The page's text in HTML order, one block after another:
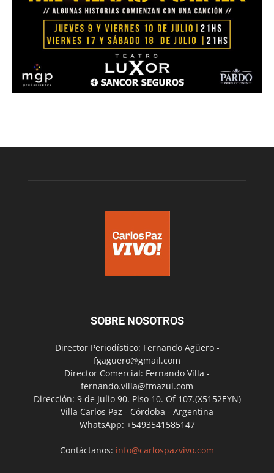
SOBRE NOSOTROS
Director Periodístico: Fernando Agüero -
fgaguero@gmail.com
Director Comercial: Fernando Villa -
fernando.villa@fmazul.com
Dirección: 9 de Julio 90. Piso 10. Of 107.(X5152EYN)
Villa Carlos Paz - Córdoba - Argentina
WhatsApp: +5493541585147
Contáctanos: info@carlospazvivo.com